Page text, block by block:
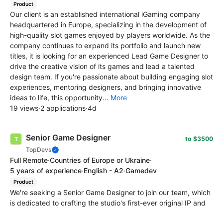
Product
Our client is an established international iGaming company
headquartered in Europe, specializing in the development of
high-quality slot games enjoyed by players worldwide. As the
company continues to expand its portfolio and launch new
titles, it is looking for an experienced Lead Game Designer to
drive the creative vision of its games and lead a talented
design team. If you're passionate about building engaging slot
experiences, mentoring designers, and bringing innovative
ideas to life, this opportunity... More
19 views·2 applications·4d
Senior Game Designer
TopDevs
to $3500
Full Remote·Countries of Europe or Ukraine·
5 years of experience·English - A2·Gamedev
Product
We're seeking a Senior Game Designer to join our team, which
is dedicated to crafting the studio's first-ever original IP and